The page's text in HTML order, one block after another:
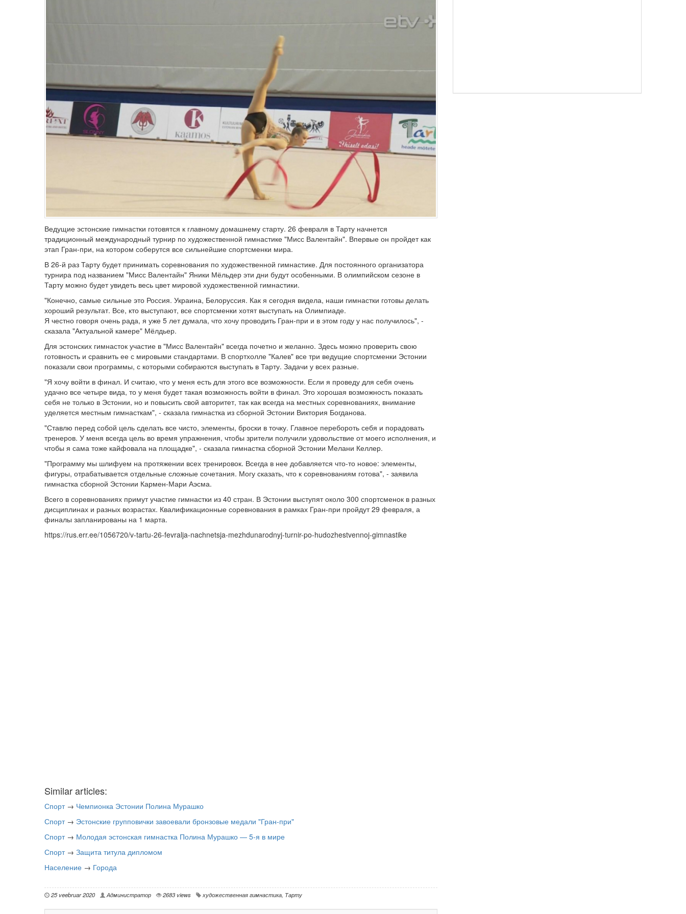
Ведущие эстонские гимнастки готовятся к главному домашнему старту. 26 февраля в Тарту начнется
традиционный международный турнир по художественной гимнастике "Мисс Валентайн". Впервые он пройдет как
этап Гран-при, на котором соберутся все сильнейшие спортсменки мира.
В 26-й раз Тарту будет принимать соревнования по художественной гимнастике. Для постоянного организатора
турнира под названием "Мисс Валентайн" Яники Мёльдер эти дни будут особенными. В олимпийском сезоне в
Тарту можно будет увидеть весь цвет мировой художественной гимнастики.
"Конечно, самые сильные это Россия. Украина, Белоруссия. Как я сегодня видела, наши гимнастки готовы делать
хороший результат. Все, кто выступают, все спортсменки хотят выступать на Олимпиаде.
Я честно говоря очень рада, я уже 5 лет думала, что хочу проводить Гран-при и в этом году у нас получилось", -
сказала "Актуальной камере" Мёлдьер.
Для эстонских гимнасток участие в "Мисс Валентайн" всегда почетно и желанно. Здесь можно проверить свою
готовность и сравнить ее с мировыми стандартами. В спортхолле "Калев" все три ведущие спортсменки Эстонии
показали свои программы, с которыми собираются выступать в Тарту. Задачи у всех разные.
"Я хочу войти в финал. И считаю, что у меня есть для этого все возможности. Если я проведу для себя очень
удачно все четыре вида, то у меня будет такая возможность войти в финал. Это хорошая возможность показать
себя не только в Эстонии, но и повысить свой авторитет, так как всегда на местных соревнованиях, внимание
уделяется местным гимнасткам", - сказала гимнастка из сборной Эстонии Виктория Богданова.
"Ставлю перед собой цель сделать все чисто, элементы, броски в точку. Главное перебороть себя и порадовать
тренеров. У меня всегда цель во время упражнения, чтобы зрители получили удовольствие от моего исполнения, и
чтобы я сама тоже кайфовала на площадке", - сказала гимнастка сборной Эстонии Мелани Келлер.
"Программу мы шлифуем на протяжении всех тренировок. Всегда в нее добавляется что-то новое: элементы,
фигуры, отрабатывается отдельные сложные сочетания. Могу сказать, что к соревнованиям готова", - заявила
гимнастка сборной Эстонии Кармен-Мари Аэсма.
Всего в соревнованиях примут участие гимнастки из 40 стран. В Эстонии выступят около 300 спортсменок в разных
дисциплинах и разных возрастах. Квалификационные соревнования в рамках Гран-при пройдут 29 февраля, а
финалы запланированы на 1 марта.
https://rus.err.ee/1056720/v-tartu-26-fevralja-nachnetsja-mezhdunarodnyj-turnir-po-hudozhestvennoj-gimnastike
Similar articles:
Спорт→ Чемпионка Эстонии Полина Мурашко
Спорт→ Эстонские групповички завоевали бронзовые медали "Гран-при"
Спорт→ Молодая эстонская гимнастка Полина Мурашко — 5-я в мире
Спорт→ Защита титула дипломом
Население → Города
25 veebruar 2020 Администратор 2683 views художественная гимнастика, Тарту